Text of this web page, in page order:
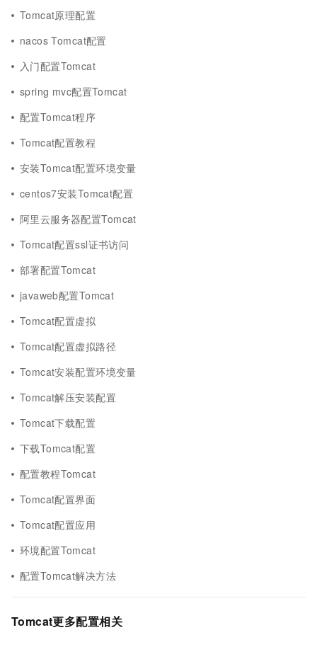
Tomcat原理配置
nacos Tomcat配置
入门配置Tomcat
spring mvc配置Tomcat
配置Tomcat程序
Tomcat配置教程
安装Tomcat配置环境变量
centos7安装Tomcat配置
阿里云服务器配置Tomcat
Tomcat配置ssl证书访问
部署配置Tomcat
javaweb配置Tomcat
Tomcat配置虚拟
Tomcat配置虚拟路径
Tomcat安装配置环境变量
Tomcat解压安装配置
Tomcat下载配置
下载Tomcat配置
配置教程Tomcat
Tomcat配置界面
Tomcat配置应用
环境配置Tomcat
配置Tomcat解决方法
Tomcat更多配置相关